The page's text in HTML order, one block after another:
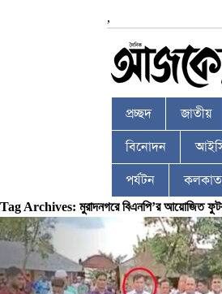
,
প্রচ্ছদ জাতীয়
বিনোদন
পর্যটন
Tag Archives: মুরাদনগরে বিএনপি’র আয়োজিত ফুটবল